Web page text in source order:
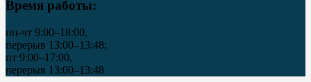
Время работы:
пн-чт 9:00–18:00,
перерыв 13:00–13:48;
пт 9:00–17:00,
перерыв 13:00–13:48